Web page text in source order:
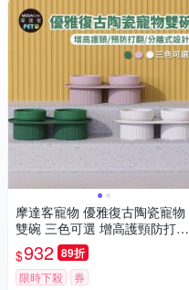
摩達客寵物 優雅復古陶瓷寵物
雙碗 三色可選 增高護頸防打翻
飼料碗 貓狗通用
$932 89折
限時下殺 券